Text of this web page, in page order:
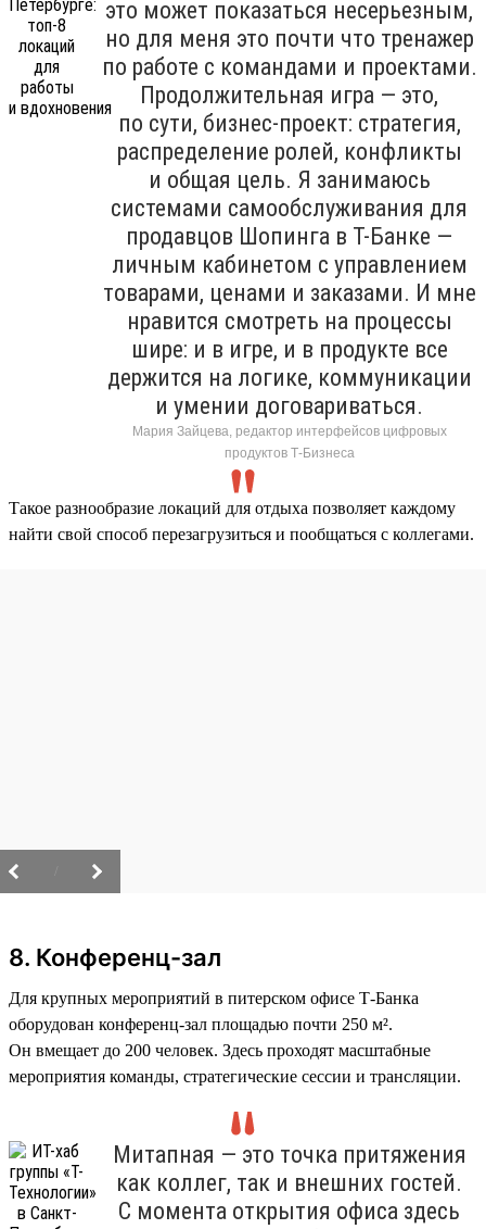
это может показаться несерьезным,
но для меня это почти что тренажер
по работе с командами и проектами.
Продолжительная игра — это,
по сути, бизнес-проект: стратегия,
распределение ролей, конфликты
и общая цель. Я занимаюсь
системами самообслуживания для
продавцов Шопинга в Т-Банке —
личным кабинетом с управлением
товарами, ценами и заказами. И мне
нравится смотреть на процессы
шире: и в игре, и в продукте все
держится на логике, коммуникации
и умении договариваться.
Мария Зайцева, редактор интерфейсов цифровых
продуктов Т-Бизнеса
Такое разнообразие локаций для отдыха позволяет каждому
найти свой способ перезагрузиться и пообщаться с коллегами.
8. Конференц-зал
Для крупных мероприятий в питерском офисе Т-Банка
оборудован конференц-зал площадью почти 250 м².
Он вмещает до 200 человек. Здесь проходят масштабные
мероприятия команды, стратегические сессии и трансляции.
Митапная — это точка притяжения
как коллег, так и внешних гостей.
С момента открытия офиса здесь